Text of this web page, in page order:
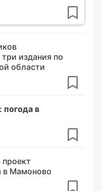
издания по
области
погода в
в Мамоново